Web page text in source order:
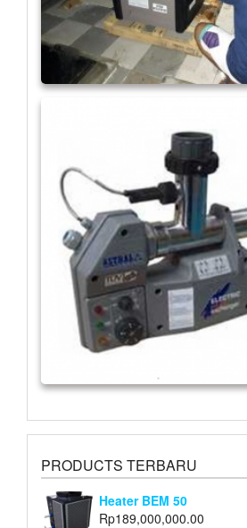
PRODUCTS TERBARU
Heater BEM 50
Rp189,000,000.00